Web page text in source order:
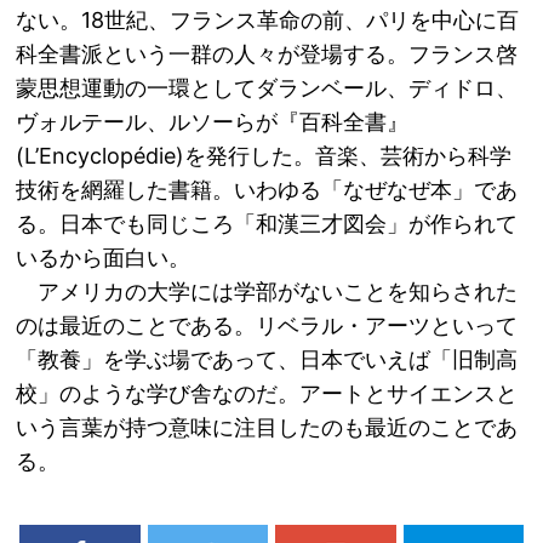
ない。18世紀、フランス革命の前、パリを中心に百
科全書派という一群の人々が登場する。フランス啓
蒙思想運動の一環としてダランベール、ディドロ、
ヴォルテール、ルソーらが『百科全書』
(L’Encyclopédie)を発行した。音楽、芸術から科学
技術を網羅した書籍。いわゆる「なぜなぜ本」であ
る。日本でも同じころ「和漢三才図会」が作られて
いるから面白い。
アメリカの大学には学部がないことを知らされた
のは最近のことである。リベラル・アーツといって
「教養」を学ぶ場であって、日本でいえば「旧制高
校」のような学び舎なのだ。アートとサイエンスと
いう言葉が持つ意味に注目したのも最近のことであ
る。